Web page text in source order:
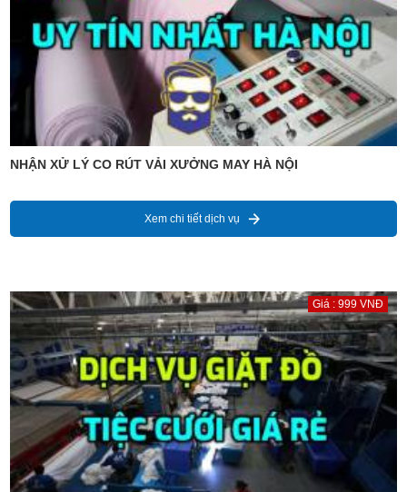
NHẬN XỬ LÝ CO RÚT VẢI XƯỞNG MAY HÀ NỘI
Xem chi tiết dịch vụ
Giá : 999 VNĐ